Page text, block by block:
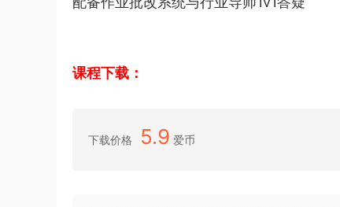
课程下载：
下载价格 5.9 爱币